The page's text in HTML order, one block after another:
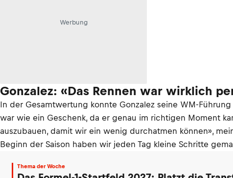
Werbung
Gonzalez: «Das Rennen war wirklich
In der Gesamtwertung konnte Gonzalez seine WM-
war wie ein Geschenk, da er genau im richtigen Moment
auszubauen, damit wir ein wenig durchatmen können»,
Beginn der Saison haben wir jeden Tag kleine Schritte
Thema der Woche